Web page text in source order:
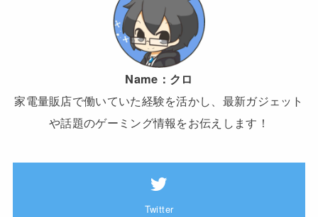
Name： クロ
家電量販店で働いていた経験を活かし、最新ガジェット
や話題のゲーミング情報をお伝えします！
Twitter